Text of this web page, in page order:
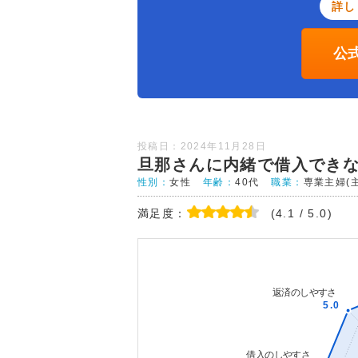
詳
公
投稿日：2024年11月28日
旦那さんに内緒で借入でき
性別：女性 年齢：40代 職業： 専業主婦(
満足度： (4.1 / 5.0)